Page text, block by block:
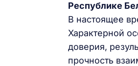
Республике
В настоящее
Характерной
доверия,
прочность